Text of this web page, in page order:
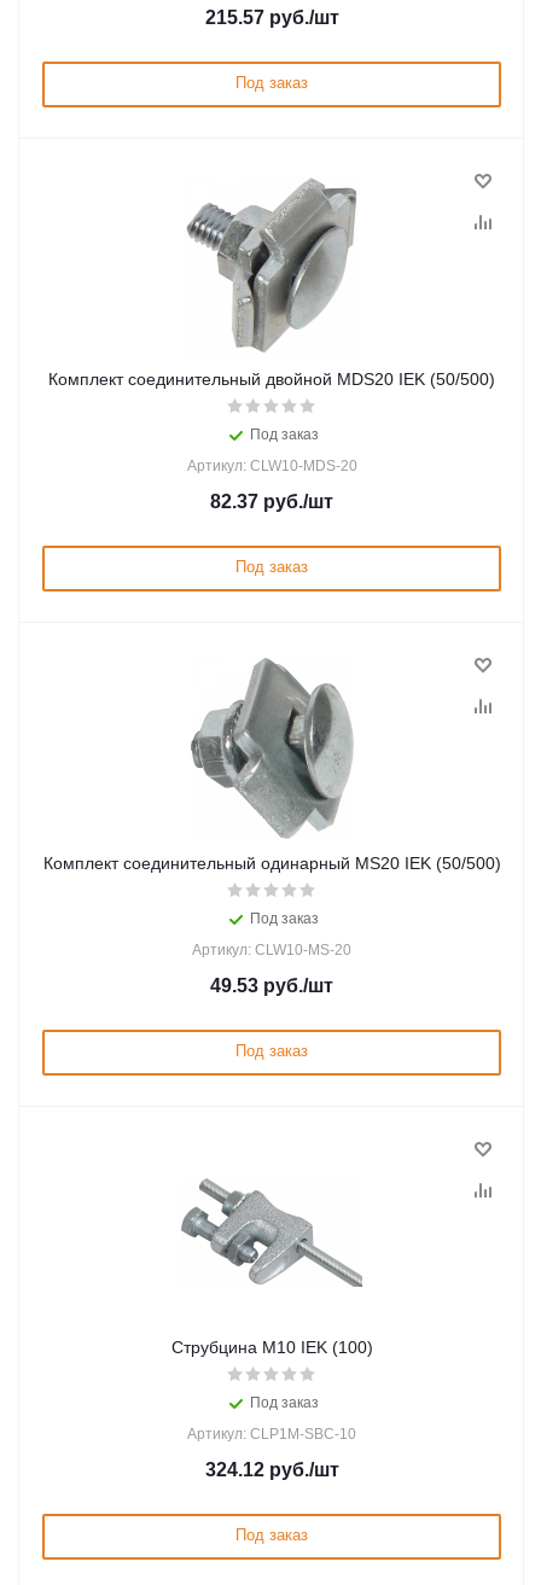
215.57руб./шт
Под заказ
Комплект соединительный двойной MDS20 IEK (50/500)
Под заказ
Артикул: CLW10-MDS-20
82.37 руб./шт
Под заказ
Комплект соединительный одинарный MS20 IEK (50/500)
Под заказ
Артикул: CLW10-MS-20
49.53 руб./шт
Под заказ
Струбцина М10 IEK (100)
Под заказ
Артикул: CLP1M-SBC-10
324.12руб./шт
Под заказ